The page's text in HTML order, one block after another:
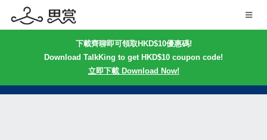
下載齊聊即可領取HKD$10優惠碼!
Download TalkKing to get HKD$10 coupon code!
立即下載 Download Now!